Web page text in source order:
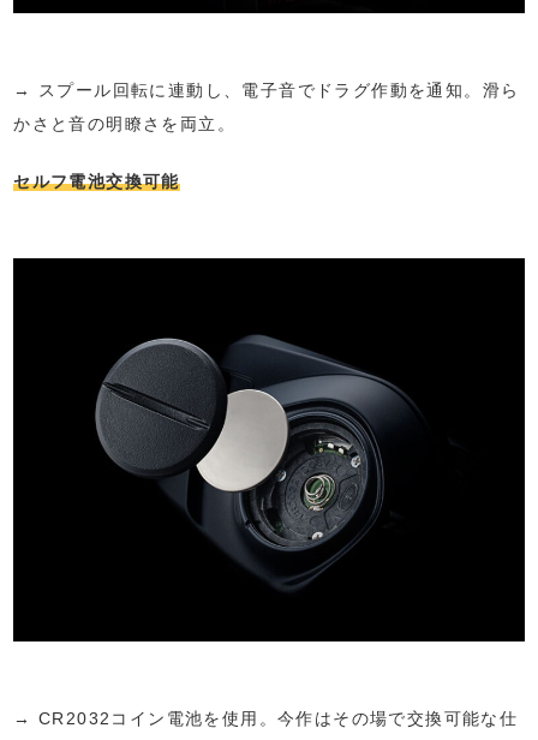
→ スプール回転に連動し、電子音でドラグ作動を通知。滑ら
かさと音の明瞭さを両立。
セルフ電池交換可能
→ CR2032コイン電池を使用。今作はその場で交換可能な仕